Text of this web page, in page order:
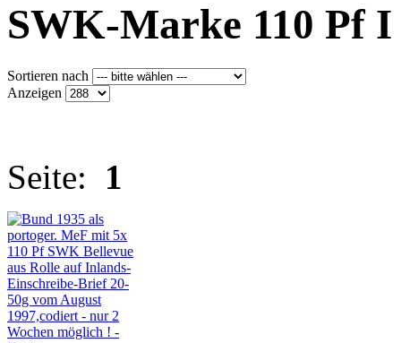
SWK-Marke 110 Pf I
Sortieren nach
Anzeigen
Seite: 1